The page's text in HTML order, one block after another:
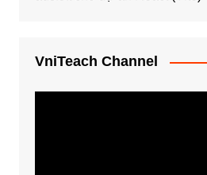
VniTeach Channel